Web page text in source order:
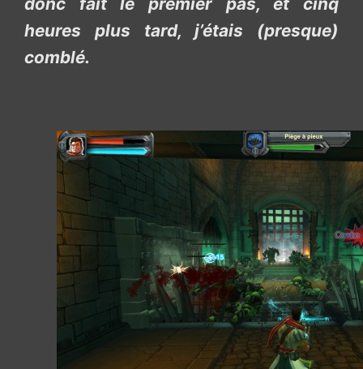
heures plus tard, j’étais (presque)
comblé.